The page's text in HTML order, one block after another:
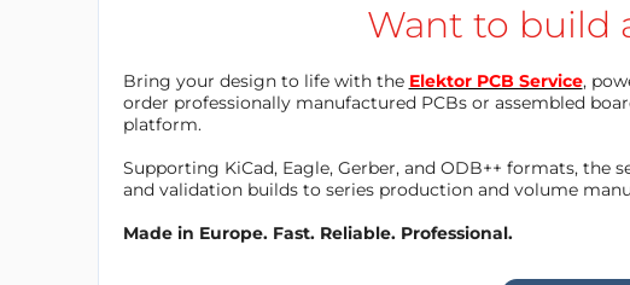
Want to build
Bring your design to life with the Elektor PCB Service,
order professionally manufactured PCBs or assembled
platform.
Supporting KiCad, Eagle, Gerber, and ODB++ formats,
and validation builds to series production and volume
Made in Europe. Fast. Reliable. Professional.